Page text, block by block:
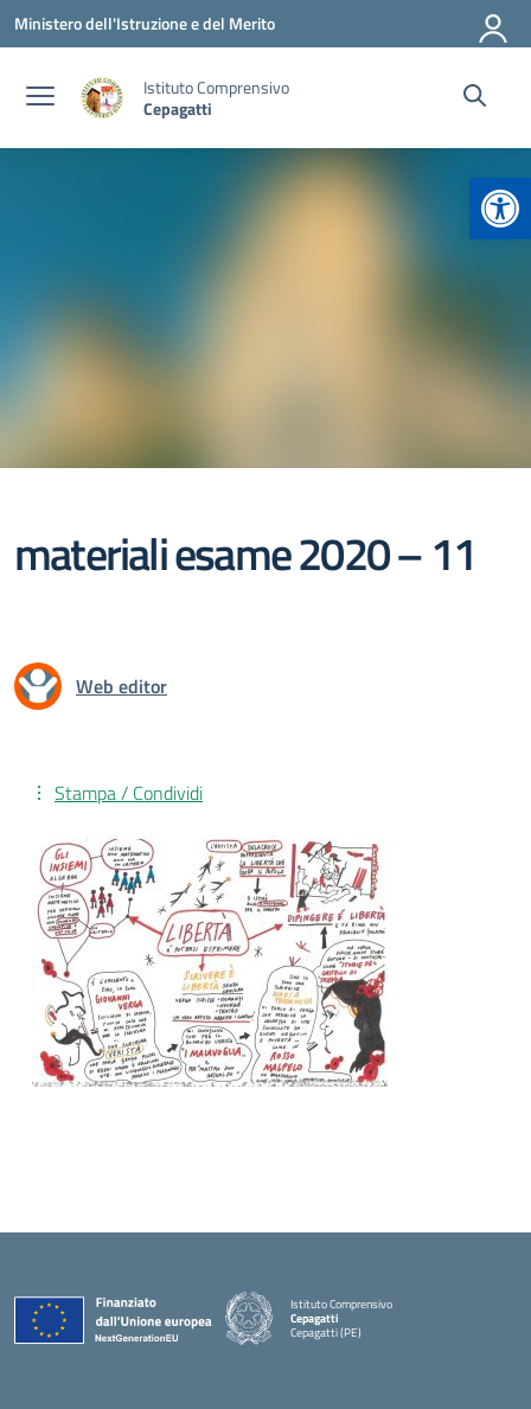
Vai ai contenuti
Vai al menu di navigazione
Vai al footer
Ministero dell'Istruzione e del Merito
Istituto Comprensivo
Cepagatti
materiali esame 2020 – 11
Web editor
Stampa / Condividi
Istituto Comprensivo
Cepagatti
Cepagatti (PE)
— Visita la pagina iniziale della scuola